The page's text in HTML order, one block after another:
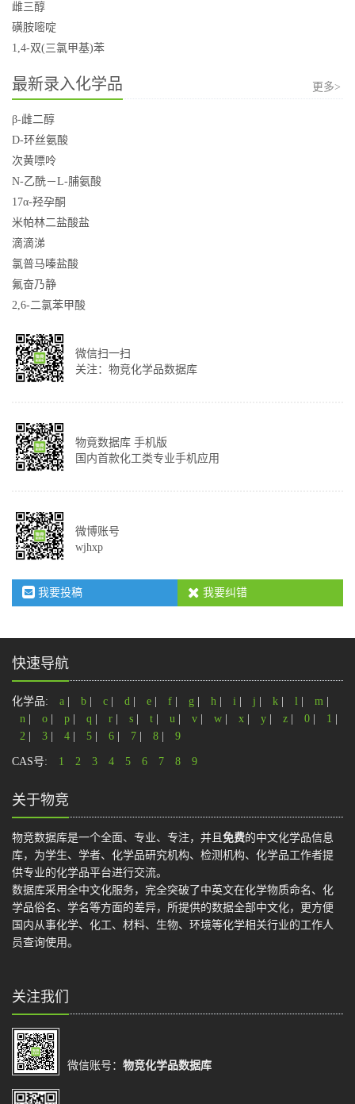
雌三醇
磺胺嘧啶
1,4-双(三氯甲基)苯
最新录入化学品 更多>
β-雌二醇
D-环丝氨酸
次黄嘌呤
N-乙酰－L-脯氨酸
17α-羟孕酮
米帕林二盐酸盐
滴滴涕
氯普马嗪盐酸
氟奋乃静
2,6-二氯苯甲酸
微信扫一扫
关注：物竞化学品数据库
物竟数据库 手机版
国内首款化工类专业手机应用
微博账号
wjhxp
我要投稿 我要纠错
快速导航
化学品: a b c d e f g h i j k l m
n
o p q r s t u v w x y z 0 1
2
3 4 5 6 7 8 9
CAS号: 1 2 3 4 5 6 7 8 9
关于物竞
物竞数据库是一个全面、专业、专注，并且 免费的中文化学品信息
库，为学生、学者、化学品研究机构、检测机构、化学品工作者提
供专业的化学品平台进行交流。
数据库采用全中文化服务，完全突破了中英文在化学物质命名、化
学品俗名、学名等方面的差异，所提供的数据全部中文化，更方便
国内从事化学、化工、材料、生物、环境等化学相关行业的工作人
员查询使用。
关注我们
微信账号： 物竞化学品数据库